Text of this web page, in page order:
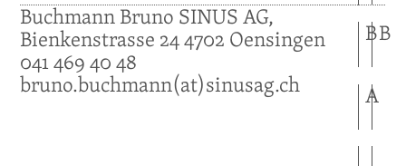
BuchmannBruno SINUS AG,
Bienkenstrasse 244702 Oensingen
041 469 40 48
bruno.buchmann(at)sinusag.ch
BB
A